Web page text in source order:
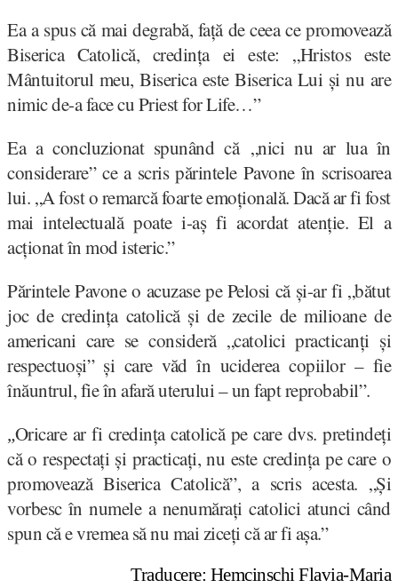
Ea a spus că mai degrabă, față de ceea ce promovează
Biserica Catolică, credința ei este: „Hristos este
Mântuitorul meu, Biserica este Biserica Lui și nu are
nimic de-a face cu Priest for Life…”
Ea a concluzionat spunând că „nici nu ar lua în
considerare” ce a scris părintele Pavone în scrisoarea
lui. „A fost o remarcă foarte emoțională. Dacă ar fi fost
mai intelectuală poate i-aș fi acordat atenție. El a
acționat în mod isteric.”
Părintele Pavone o acuzase pe Pelosi că și-ar fi „bătut
joc de credința catolică și de zecile de milioane de
americani care se consideră „catolici practicanți și
respectuoși” și care văd în uciderea copiilor – fie
înăuntrul, fie în afară uterului – un fapt reprobabil”.
„Oricare ar fi credința catolică pe care dvs. pretindeți
că o respectați și practicați, nu este credința pe care o
promovează Biserica Catolică”, a scris acesta. „Și
vorbesc în numele a nenumărați catolici atunci când
spun că e vremea să nu mai ziceți că ar fi așa.”
Traducere: Hemcinschi Flavia-Maria